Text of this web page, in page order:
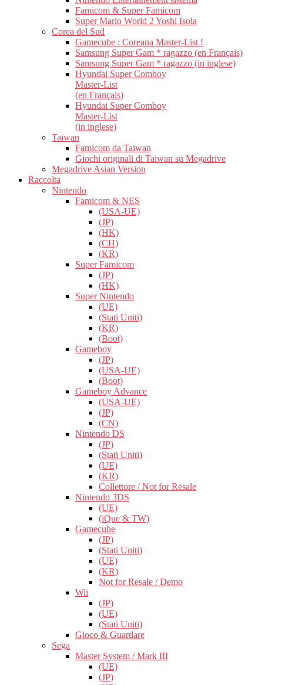
Famicom & Super Famicom
Super Mario World 2 Yoshi Isola
Corea del Sud
Gamecube : Coreana Master-List !
Samsung Super Gam * ragazzo (en Français)
Samsung Super Gam * ragazzo (in inglese)
Hyundai Super Comboy
Master-List
(en Français)
Hyundai Super Comboy
Master-List
(in inglese)
Taiwan
Famicom da Taiwan
Giochi originali di Taiwan su Megadrive
Megadrive Asian Version
Raccolta
Nintendo
Famicom & NES
(USA-UE)
(JP)
(HK)
(CH)
(KR)
Super Famicom
(JP)
(HK)
Super Nintendo
(UE)
(Stati Uniti)
(KR)
(Boot)
Gameboy
(JP)
(USA-UE)
(Boot)
Gameboy Advance
(USA-UE)
(JP)
(CN)
Nintendo DS
(JP)
(Stati Uniti)
(UE)
(KR)
Collettore / Not for Resale
Nintendo 3DS
(UE)
(iQue & TW)
Gamecube
(JP)
(Stati Uniti)
(UE)
(KR)
Not for Resale / Demo
Wii
(JP)
(UE)
(Stati Uniti)
Gioco & Guardare
Sega
Master System / Mark III
(UE)
(JP)